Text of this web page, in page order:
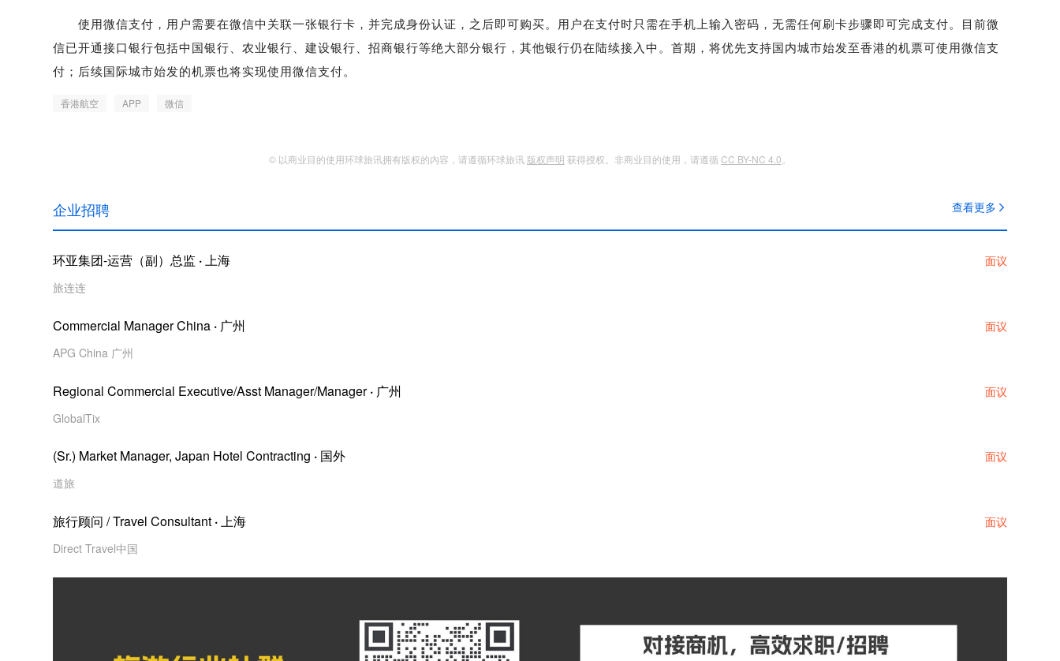
使用微信支付，用户需要在微信中关联一张银行卡，并完成身份认证，之后即可购买。用户在支付时只需在手机上输入密码，无需任何刷卡步骤即可完成支付。目前微
信已开通接口银行包括中国银行、农业银行、建设银行、招商银行等绝大部分银行，其他银行仍在陆续接入中。首期，将优先支持国内城市始发至香港的机票可使用微信支
付；后续国际城市始发的机票也将实现使用微信支付。
香港航空 APP 微信
© 以商业目的使用环球旅讯拥有版权的内容，请遵循环球旅讯 版权声明 获得授权。非商业目的使用，请遵循 CC BY-NC 4.0
企业招聘 查看更多
环亚集团-运营（副）总监 ·上海
面议
旅连连
Commercial Manager China · 广州
面议
APG China 广州
Regional Commercial Executive/Asst Manager/Manager· 广州
面议
GlobalTix
(Sr.) Market Manager, Japan Hotel Contracting · 国外
面议
道旅
旅行顾问 / Travel Consultant ·上海
面议
Direct Travel中国